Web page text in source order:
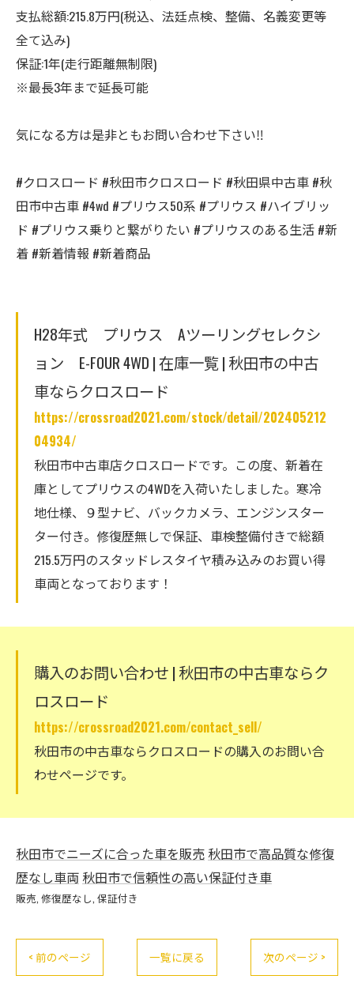
支払総額:215.8万円(税込、法廷点検、整備、名義変更等
全て込み)
保証:1年(走行距離無制限)
※最長3年まで延長可能
気になる方は是非ともお問い合わせ下さい‼️
#クロスロード #秋田市クロスロード #秋田県中古車 #秋
田市中古車 #4wd #プリウス50系 #プリウス #ハイブリッ
ド #プリウス乗りと繋がりたい #プリウスのある生活 #新
着 #新着情報 #新着商品
H28年式 プリウス Aツーリングセレクシ
ョン E-FOUR 4WD | 在庫一覧 | 秋田市の中古
車ならクロスロード
https://crossroad2021.com/stock/detail/202405212
04934/
秋田市中古車店クロスロードです。この度、新着在
庫としてプリウスの4WDを入荷いたしました。寒冷
地仕様、９型ナビ、バックカメラ、エンジンスター
ター付き。修復歴無しで保証、車検整備付きで総額
215.5万円のスタッドレスタイヤ積み込みのお買い得
車両となっております！
購入のお問い合わせ | 秋田市の中古車ならク
ロスロード
https://crossroad2021.com/contact_sell/
秋田市の中古車ならクロスロードの購入のお問い合
わせページです。
秋田市でニーズに合った車を販売 秋田市で高品質な修復
歴なし車両 秋田市で信頼性の高い保証付き車
販売 修復歴なし 保証付き
< 前のページ 一覧に戻る 次のページ >